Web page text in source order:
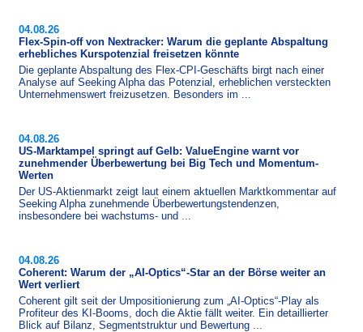
04.08.26
Flex-Spin-off von Nextracker: Warum die geplante Abspaltung
erhebliches Kurspotenzial freisetzen könnte
Die geplante Abspaltung des Flex-​CPI-Geschäfts birgt nach einer
Analyse auf Seeking Alpha das Potenzial, erheblichen versteckten
Unternehmenswert freizusetzen. Besonders im ...
04.08.26
US-Marktampel springt auf Gelb: ValueEngine warnt vor
zunehmender Überbewertung bei Big Tech und Momentum-
Werten
Der US-​Aktienmarkt zeigt laut einem aktuellen Marktkommentar auf
Seeking Alpha zunehmende Überbewertungstendenzen,
insbesondere bei wachstums- und ...
04.08.26
Coherent: Warum der „AI-Optics“-Star an der Börse weiter an
Wert verliert
Coherent gilt seit der Umpositionierung zum „AI-Optics“-Play als
Profiteur des KI-Booms, doch die Aktie fällt weiter. Ein detaillierter
Blick auf Bilanz, Segmentstruktur und Bewertung ...